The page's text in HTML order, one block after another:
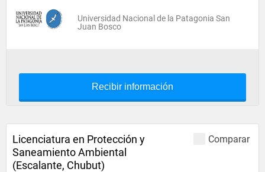
Universidad Nacional de la Patagonia San
Juan Bosco
Recibir información
Comparar
Licenciatura en Protección y
Saneamiento Ambiental
(Escalante, Chubut)